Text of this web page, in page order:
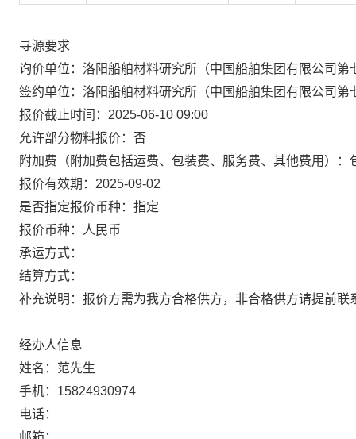
寻源要求
询价单位：洛阳船舶材料研究所（中国船舶集团有限公司第
签约单位：洛阳船舶材料研究所（中国船舶集团有限公司第
报价截止时间：2025-06-10 09:00
允许部分物料报价：否
附加费（附加费包括运费、包装费、服务费、其他费用）：
报价有效期：2025-09-02
是否指定报价币种：指定
报价币种：人民币
承运方式：
结算方式：
补充说明：报价方需为我方合格供方，非合格供方请提前联
经办人信息
姓名：范先生
手机：15824930974
电话：